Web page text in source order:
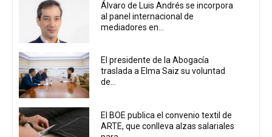
Álvaro de Luis Andrés se incorpora
al panel internacional de
mediadores en...
El presidente de la Abogacía
traslada a Elma Saiz su voluntad
de...
El BOE publica el convenio textil de
ARTE, que conlleva alzas salariales